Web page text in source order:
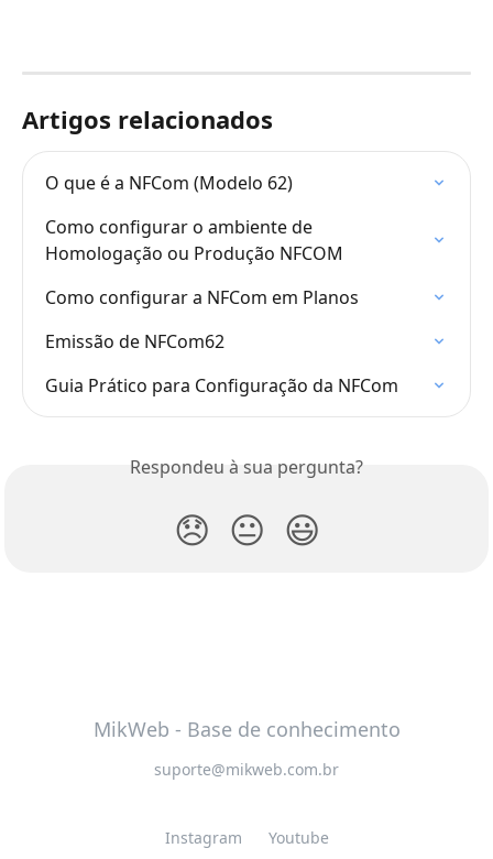
Artigos relacionados
O que é a NFCom (Modelo 62)
Como configurar o ambiente de
Homologação ou Produção NFCOM
Como configurar a NFCom em Planos
Emissão de NFCom62
Guia Prático para Configuração da NFCom
Respondeu à sua pergunta?
😞 😐 😃
MikWeb - Base de conhecimento
suporte@mikweb.com.br
Instagram Youtube